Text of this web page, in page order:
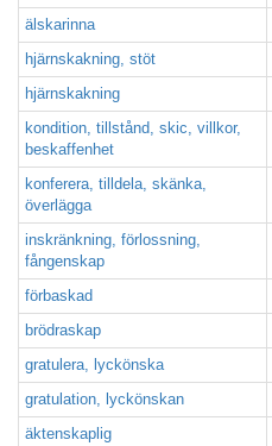
älskarinna
hjärnskakning, stöt
hjärnskakning
kondition, tillstånd, skic, villkor,
beskaffenhet
konferera, tilldela, skänka,
överlägga
inskränkning, förlossning,
fångenskap
förbaskad
brödraskap
gratulera, lyckönska
gratulation, lyckönskan
äktenskaplig